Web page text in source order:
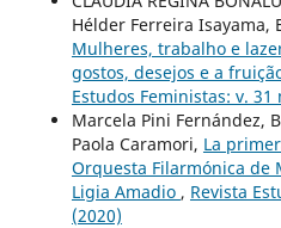
Hélder Ferreira Isayama,
Mulheres, trabalho e
gostos, desejos e a
Estudos Feministas: v. 31
Marcela Pini Fernández,
Paola Caramori, La
Orquesta Filarmónica de
Ligia Amadio , Revista
(2020)